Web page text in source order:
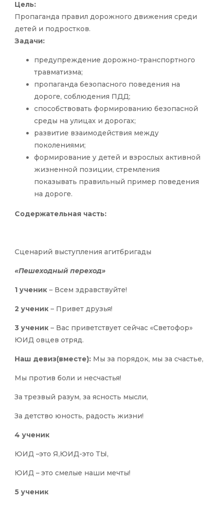
Цель:
Пропаганда правил дорожного движения среди
детей и подростков.
Задачи:
предупреждение дорожно-транспортного
травматизма;
пропаганда безопасного поведения на
дороге, соблюдения ПДД;
способствовать формированию безопасной
среды на улицах и дорогах;
развитие взаимодействия между
поколениями;
формирование у детей и взрослых активной
жизненной позиции, стремления
показывать правильный пример поведения
на дороге.
Содержательная часть:
Сценарий выступления агитбригады
«Пешеходный переход»
1 ученик – Всем здравствуйте!
2 ученик – Привет друзья!
3 ученик – Вас приветствует сейчас «Светофор»
ЮИД овцев отряд.
Наш девиз(вместе): Мы за порядок, мы за счастье,
Мы против боли и несчастья!
За трезвый разум, за ясность мысли,
За детство юность, радость жизни!
4 ученик
ЮИД –это Я,ЮИД-это ТЫ,
ЮИД – это смелые наши мечты!
5 ученик